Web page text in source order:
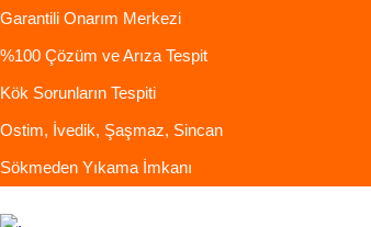
Garantili Onarım Merkezi
%100 Çözüm ve Arıza Tespit
Kök Sorunların Tespiti
Ostim, İvedik, Şaşmaz, Sincan
Sökmeden Yıkama İmkanı